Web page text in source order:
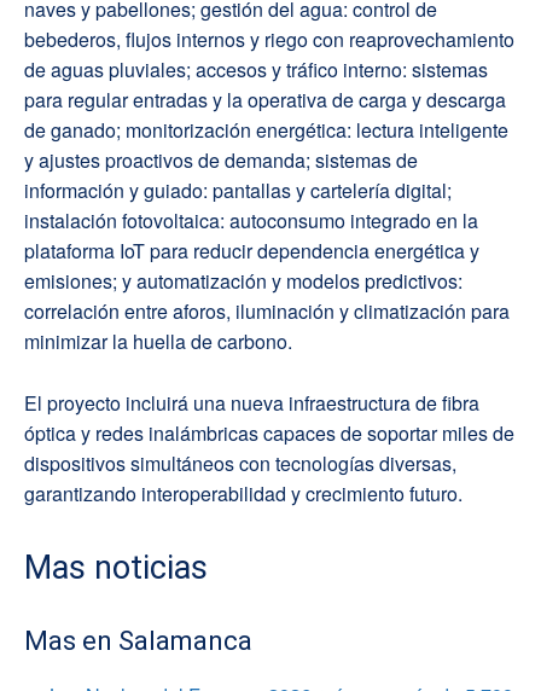
naves y pabellones; gestión del agua: control de
bebederos, flujos internos y riego con reaprovechamiento
de aguas pluviales; accesos y tráfico interno: sistemas
para regular entradas y la operativa de carga y descarga
de ganado; monitorización energética: lectura inteligente
y ajustes proactivos de demanda; sistemas de
información y guiado: pantallas y cartelería digital;
instalación fotovoltaica: autoconsumo integrado en la
plataforma IoT para reducir dependencia energética y
emisiones; y automatización y modelos predictivos:
correlación entre aforos, iluminación y climatización para
minimizar la huella de carbono.
El proyecto incluirá una nueva infraestructura de fibra
óptica y redes inalámbricas capaces de soportar miles de
dispositivos simultáneos con tecnologías diversas,
garantizando interoperabilidad y crecimiento futuro.
Mas noticias
Mas en Salamanca